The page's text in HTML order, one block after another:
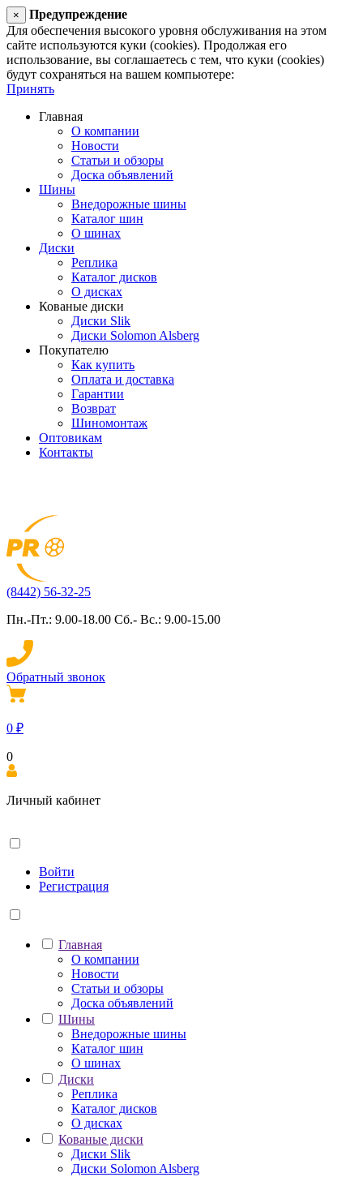
×
Предупреждение
Для обеспечения высокого уровня обслуживания на этом
сайте используются куки (cookies). Продолжая его
использование, вы соглашаетесь с тем, что куки (cookies)
будут сохраняться на вашем компьютере:
Принять
Главная
О компании
Новости
Статьи и обзоры
Доска объявлений
Шины
Внедорожные шины
Каталог шин
О шинах
Диски
Реплика
Каталог дисков
О дисках
Кованые диски
Диски Slik
Диски Solomon Alsberg
Покупателю
Как купить
Оплата и доставка
Гарантии
Возврат
Шиномонтаж
Оптовикам
Контакты
(8442) 56-32-25
Пн.-Пт.: 9.00-18.00 Сб.- Вс.: 9.00-15.00
Обратный звонок
0 ₽
0
Личный кабинет
Войти
Регистрация
Главная
О компании
Новости
Статьи и обзоры
Доска объявлений
Шины
Внедорожные шины
Каталог шин
О шинах
Диски
Реплика
Каталог дисков
О дисках
Кованые диски
Диски Slik
Диски Solomon Alsberg